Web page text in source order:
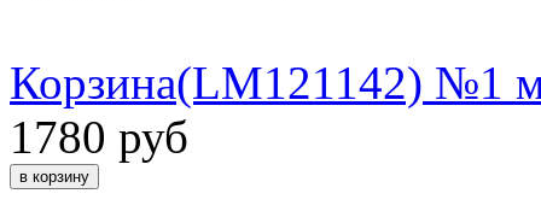
Корзина(LM121142) №1
1780 руб